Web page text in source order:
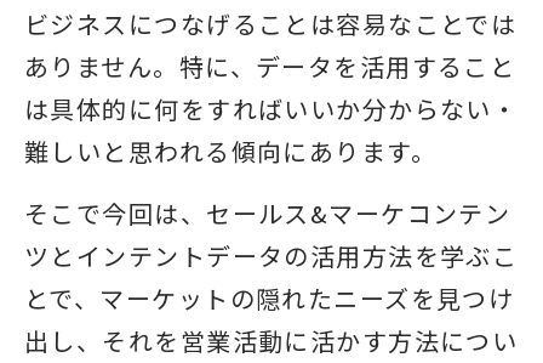
ビジネスにつなげることは容易なことでは
ありません。特に、データを活用すること
は具体的に何をすればいいか分からない・
難しいと思われる傾向にあります。
そこで今回は、セールス&マーケコンテン
ツとインテントデータの活用方法を学ぶこ
とで、マーケットの隠れたニーズを見つけ
出し、それを営業活動に活かす方法につい